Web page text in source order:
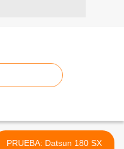
PRUEBA: Datsun 180 SX